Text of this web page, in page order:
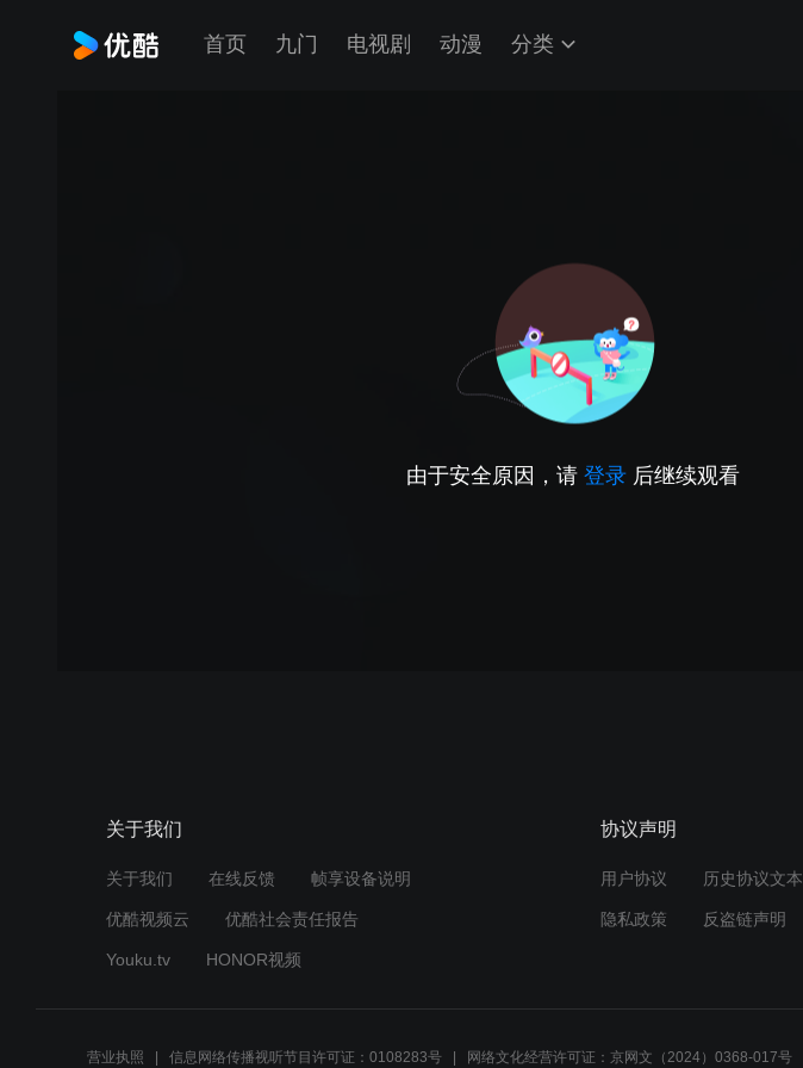
首页 九门 电视剧 动漫 分类
由于安全原因，请 登录 后继续观看
关于我们
关于我们 在线反馈 帧享设备说明
优酷视频云 优酷社会责任报告
Youku.tv HONOR视频
协议声明
用户协议 历史协议文本
隐私政策 反盗链声明
营业执照 信息网络传播视听节目许可证：0108283号 网络文化经营许可证：京网文（2024）0368-017号